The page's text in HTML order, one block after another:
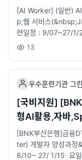
발 인재 양성​· ​ 선도기
럼· ​ 선도기업 실제
금융지식 &nbsp;교육
자원을 활용한 프로
생성형 AI활용으로
p;&nbsp;&nbsp;&lt;
다.■ 접수 : 바로가기​
[AI Worker] (일반)
p;웹 서비스
련일정 : 9/07~27/1/
~18:00​· 모집정원:
훈련비 전액 지원
p; &nbsp;· ​훈련장려
대 20만원. 산대특직
1유형-월 최대 60만
비스 제공 (진로상담·
업 연계 등)※​ 과정안
트기기에 적용 가능한
하여 정보설계, UI설
13
우수훈련기관 그
[국비지원]
형AI활용,자바
[BNK부산은행]금융
ter) 개발자 양성과정
8/10~ 27/ 1/15· 요